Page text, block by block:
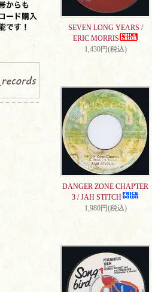
SEVEN LONG YEARS /
ERIC MORRIS
1,430円(税込)
DANGER ZONE CHAPTER
3 / JAH STITCH
1,980円(税込)